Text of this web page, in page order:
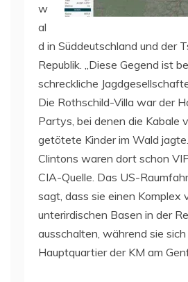
w
al
d in Süddeutschland und der
Republik. „Diese Gegend ist
schreckliche
Die Rothschild-Villa war der
Partys, bei denen die Kabale
getötete Kinder im Wald
Clintons waren dort schon
CIA-Quelle. Das US-
sagt, dass sie einen Komplex
unterirdischen Basen in der
ausschalten, während sie sich
Hauptquartier der KM am